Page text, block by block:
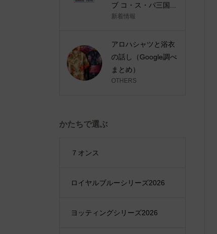
ブ コ・ス・パ三国...
新着情報
アロハシャツと浴衣
の話し（Google調べ
まとめ）
OTHERS
かたちで選ぶ
７オンス
ロイヤルブルーシリーズ2026
ヨッティングシリーズ2026